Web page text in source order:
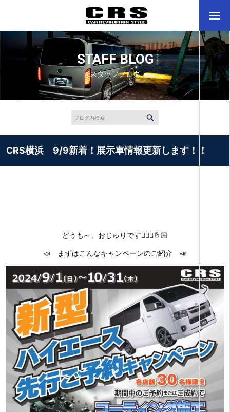
STAFF BLOG
スタッフブログ
CRS横浜 9/9新着！展示車情報更新します！！
どうも～、おじゅりです🙋🏻‍♀️🤞🏻
📣 まずはこんなキャンペーンのご紹介 📣